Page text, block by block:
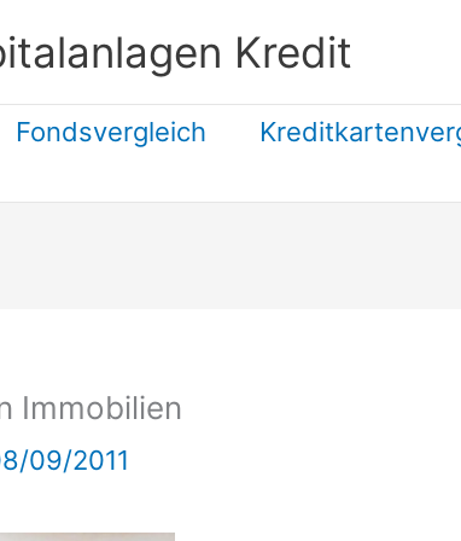
Kredit
Fondsvergleich
Immobilien
09/2011